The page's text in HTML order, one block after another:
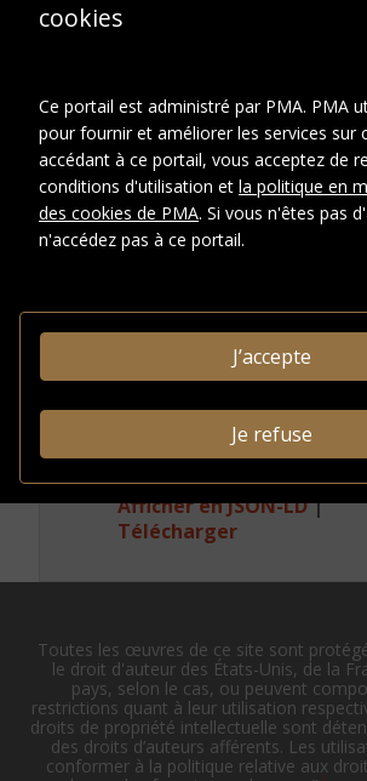
Type de
document
CRÉDITS
DROITS
d'accès
INFORMATIONS
Identifiant système:
0031146305
Afficher en JSON-LD|
Télécharger
Toutes les œuvres de ce site sont
le droit d'auteur des États-Unis, de la
pays, selon le cas, ou peuvent
restrictions quant à leur utilisation
droits de propriété intellectuelle sont
des droits d’auteurs afférents. Les
conformer à la politique relative aux
cookies
Ce portail est administré par PMA. PMA
pour fournir et améliorer les services sur
accédant à ce portail, vous acceptez de
conditions d'utilisation et la politique en
des cookies de PMA. Si vous n'êtes pas
n'accédez pas à ce portail.
J’accepte
Je refuse